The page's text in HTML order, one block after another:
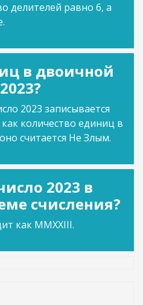
делителей равно 6, а
в двоичной
2023 записывается
количество единиц в
считается Не Злым.
2023 в
счисления?
как MMXXIII.